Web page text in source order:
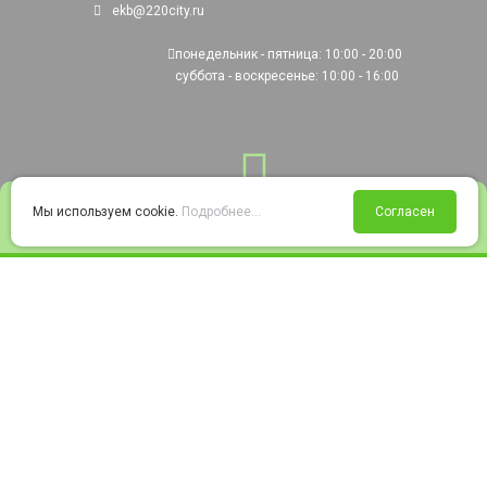
Войти Избранное Корзина
ekb@220city.ru
понедельник - пятница: 10:00 - 20:00
суббота - воскресенье: 10:00 - 16:00
Мы используем cookie. Подробнее... Согласен